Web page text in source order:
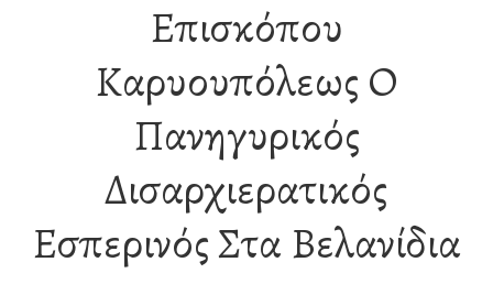
Επισκόπου
Καρυουπόλεως Ο
Πανηγυρικός
Δισαρχιερατικός
Εσπερινός Στα Βελανίδια